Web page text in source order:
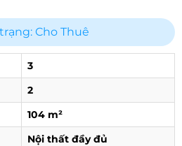
Cho Thuê
3
2
104 m²
Nội thất đầy đủ